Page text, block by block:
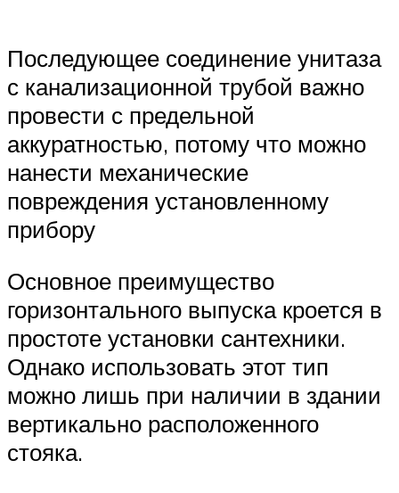
Последующее соединение унитаза
с канализационной трубой важно
провести с предельной
аккуратностью, потому что можно
нанести механические
повреждения установленному
прибору
Основное преимущество
горизонтального выпуска кроется в
простоте установки сантехники.
Однако использовать этот тип
можно лишь при наличии в здании
вертикально расположенного
стояка.